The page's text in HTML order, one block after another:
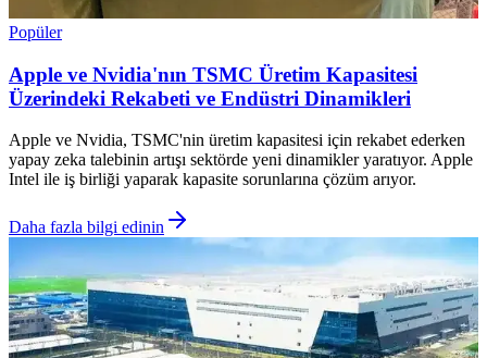
Popüler
Apple ve Nvidia'nın TSMC Üretim Kapasitesi
Üzerindeki Rekabeti ve Endüstri Dinamikleri
Apple ve Nvidia, TSMC'nin üretim kapasitesi için rekabet ederken
yapay zeka talebinin artışı sektörde yeni dinamikler yaratıyor. Apple
Intel ile iş birliği yaparak kapasite sorunlarına çözüm arıyor.
Daha fazla bilgi edinin